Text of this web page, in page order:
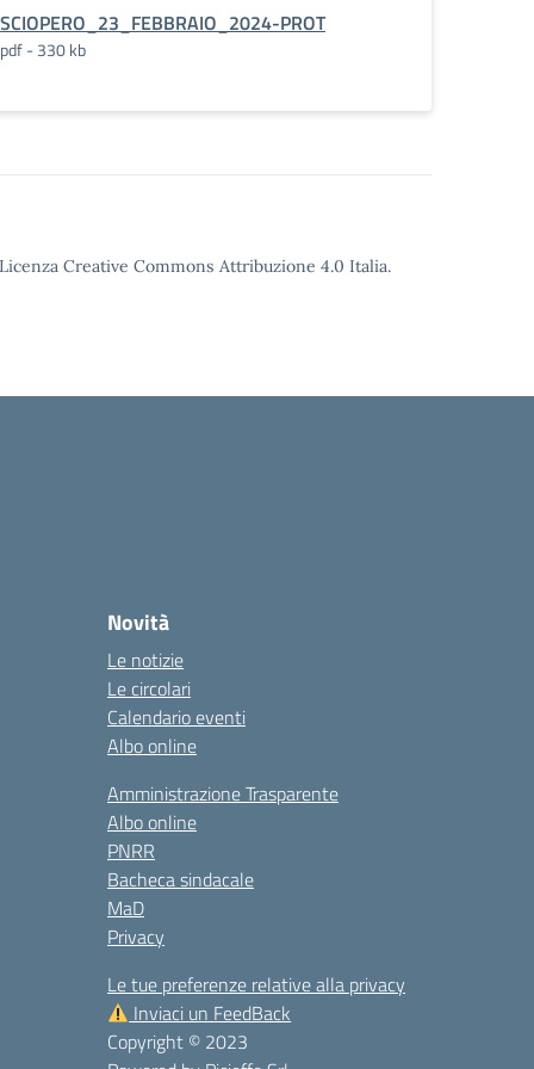
SCIOPERO_23_FEBBRAIO_2024-PROT
pdf - 330 kb
Creative Commons Attribuzione 4.0 Italia.
Novità
Le notizie
Le circolari
Calendario eventi
Albo online
Amministrazione Trasparente
Albo online
PNRR
Bacheca sindacale
MaD
Privacy
Le tue preferenze relative alla privacy
Inviaci un FeedBack
Copyright © 2023